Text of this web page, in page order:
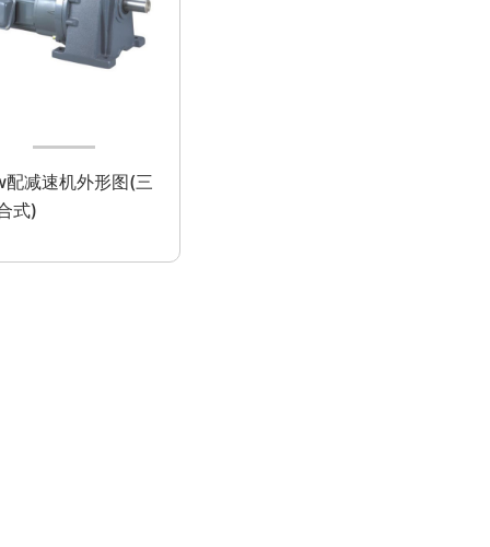
减速机外形图(三
式)